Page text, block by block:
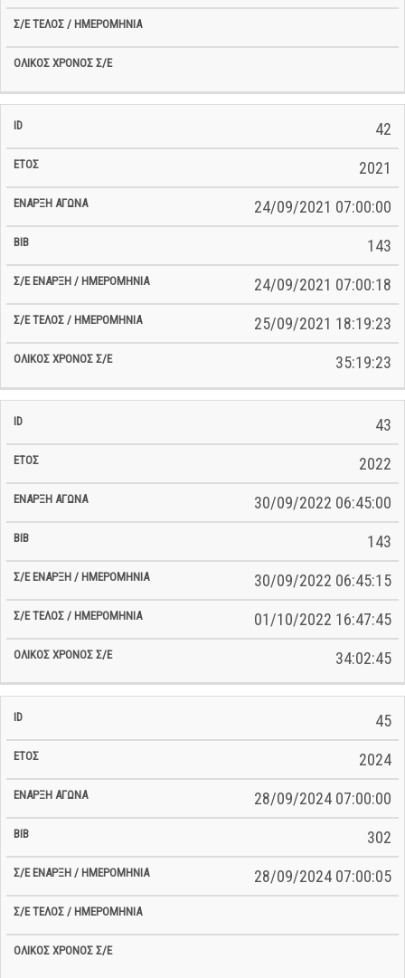
42
2021
24/09/2021 07:00:00
143
24/09/2021 07:00:18
25/09/2021 18:19:23
35:19:23
43
2022
30/09/2022 06:45:00
143
30/09/2022 06:45:15
01/10/2022 16:47:45
34:02:45
45
2024
28/09/2024 07:00:00
302
28/09/2024 07:00:05